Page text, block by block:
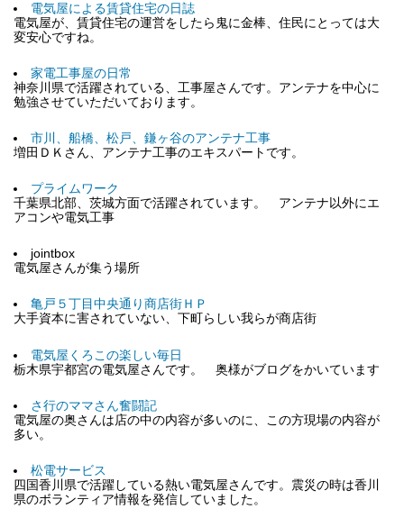
電気屋による賃貸住宅の日誌
電気屋が、賃貸住宅の運営をしたら鬼に金棒、住民にとっては大
変安心ですね。
家電工事屋の日常
神奈川県で活躍されている、工事屋さんです。アンテナを中心に
勉強させていただいております。
市川、船橋、松戸、鎌ヶ谷のアンテナ工事
増田ＤＫさん、アンテナ工事のエキスパートです。
プライムワーク
千葉県北部、茨城方面で活躍されています。 アンテナ以外にエ
アコンや電気工事
jointbox
電気屋さんが集う場所
亀戸５丁目中央通り商店街ＨＰ
大手資本に害されていない、下町らしい我らが商店街
電気屋くろこの楽しい毎日
栃木県宇都宮の電気屋さんです。 奥様がブログをかいています
さ行のママさん奮闘記
電気屋の奥さんは店の中の内容が多いのに、この方現場の内容が
多い。
松電サービス
四国香川県で活躍している熱い電気屋さんです。震災の時は香川
県のボランティア情報を発信していました。